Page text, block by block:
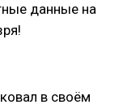
данные на
в своём